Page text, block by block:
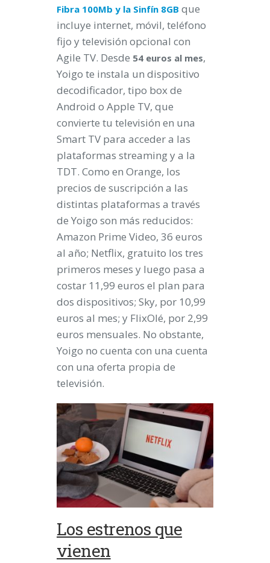
Fibra 100Mb y la Sinfín 8GB que
incluye internet, móvil, teléfono
fijo y televisión opcional con
Agile TV. Desde 54 euros al mes,
Yoigo te instala un dispositivo
decodificador, tipo box de
Android o Apple TV, que
convierte tu televisión en una
Smart TV para acceder a las
plataformas streaming y a la
TDT. Como en Orange, los
precios de suscripción a las
distintas plataformas a través
de Yoigo son más reducidos:
Amazon Prime Video, 36 euros
al año; Netflix, gratuito los tres
primeros meses y luego pasa a
costar 11,99 euros el plan para
dos dispositivos; Sky, por 10,99
euros al mes; y FlixOlé, por 2,99
euros mensuales. No obstante,
Yoigo no cuenta con una cuenta
con una oferta propia de
televisión.
Los estrenos que
vienen